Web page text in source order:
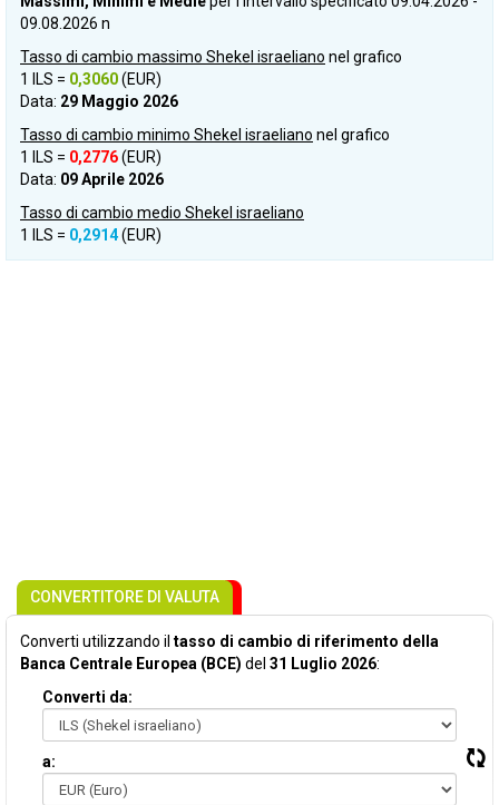
09.08.2026 n
Tasso di cambio massimo Shekel israeliano nel grafico
1 ILS = 0,3060(EUR)
Data: 29 Maggio 2026
Tasso di cambio minimo Shekel israeliano nel grafico
1 ILS = 0,2776(EUR)
Data: 09 Aprile 2026
Tasso di cambio medio Shekel israeliano
1 ILS = 0,2914(EUR)
CONVERTITORE DI VALUTA
Converti utilizzando il tasso di cambio di riferimento della
Banca Centrale Europea (BCE) del 31 Luglio 2026:
Converti da:
a: